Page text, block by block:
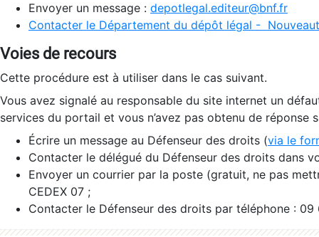
Envoyer un message : depotlegal.editeur@bnf.fr
Contacter le Département du dépôt légal -
Voies de recours
Cette procédure est à utiliser dans le cas suivant.
Vous avez signalé au responsable du site internet un
services du portail et vous n’avez pas obtenu de réponse
Écrire un message au Défenseur des droits (via le
Contacter le délégué du Défenseur des droits dans
Envoyer un courrier par la poste (gratuit, ne pas
CEDEX 07 ;
Contacter le Défenseur des droits par téléphone :